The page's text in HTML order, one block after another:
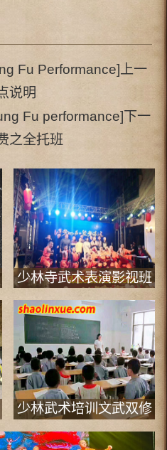
Fu Performance]上一
说明
Fu performance]下一
之全托班
少林寺武术表演影视班
少林武术培训文武双修
班